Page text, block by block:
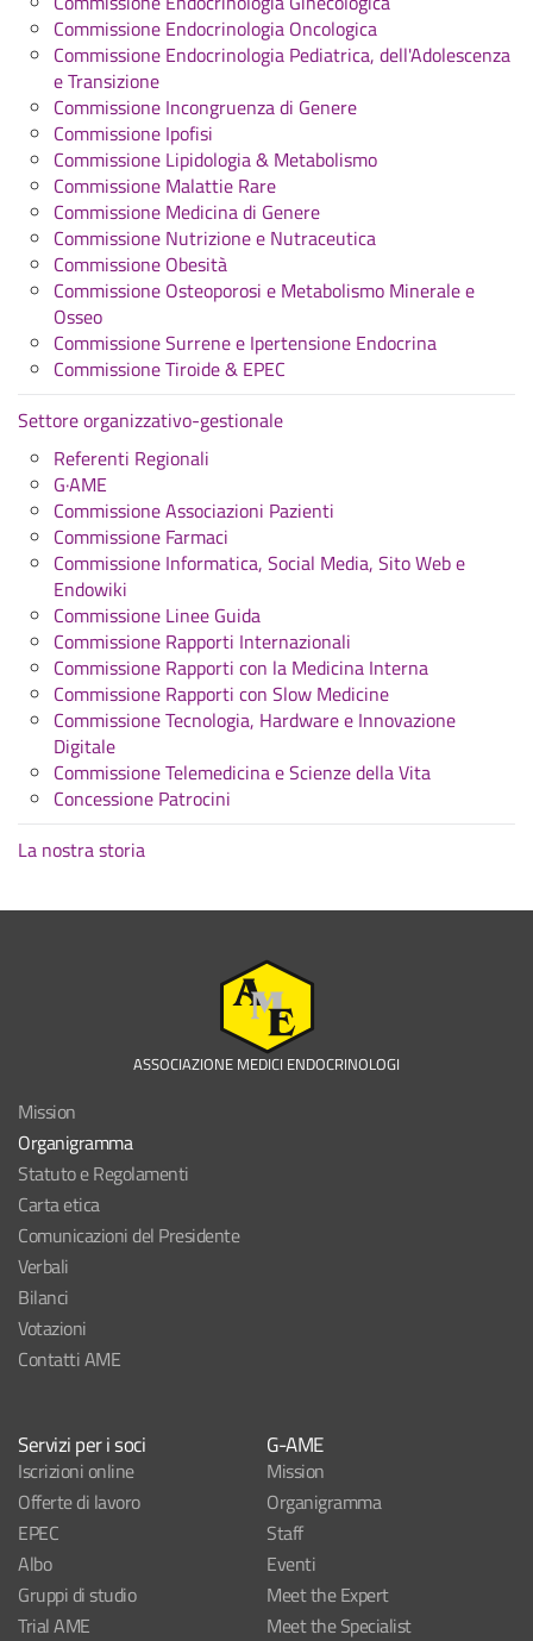
Commissione Endocrinologia Oncologica
Commissione Endocrinologia Pediatrica, dell'Adolescenza
e Transizione
Commissione Incongruenza di Genere
Commissione Ipofisi
Commissione Lipidologia & Metabolismo
Commissione Malattie Rare
Commissione Medicina di Genere
Commissione Nutrizione e Nutraceutica
Commissione Obesità
Commissione Osteoporosi e Metabolismo Minerale e
Osseo
Commissione Surrene e Ipertensione Endocrina
Commissione Tiroide & EPEC
Settore organizzativo-gestionale
Referenti Regionali
G·AME
Commissione Associazioni Pazienti
Commissione Farmaci
Commissione Informatica, Social Media, Sito Web e
Endowiki
Commissione Linee Guida
Commissione Rapporti Internazionali
Commissione Rapporti con la Medicina Interna
Commissione Rapporti con Slow Medicine
Commissione Tecnologia, Hardware e Innovazione
Digitale
Commissione Telemedicina e Scienze della Vita
Concessione Patrocini
La nostra storia
ASSOCIAZIONE MEDICI ENDOCRINOLOGI
Mission
Organigramma
Statuto e Regolamenti
Carta etica
Comunicazioni del Presidente
Verbali
Bilanci
Votazioni
Contatti AME
Servizi per i soci
Iscrizioni online
Offerte di lavoro
EPEC
Albo
Gruppi di studio
Trial AME
G-AME
Mission
Organigramma
Staff
Eventi
Meet the Expert
Meet the Specialist